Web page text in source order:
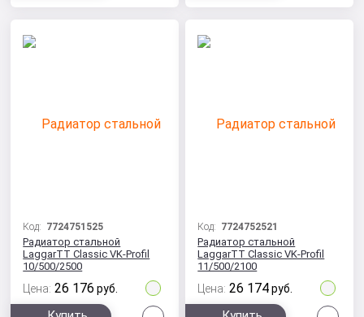
Код: 7724751525
Радиатор стальной
LaggarTT Classic VK-Profil
10/500/2500
Цена: 26 176 руб.
Код: 7724752521
Радиатор стальной
LaggarTT Classic VK-Profil
11/500/2100
Цена: 26 174 руб.